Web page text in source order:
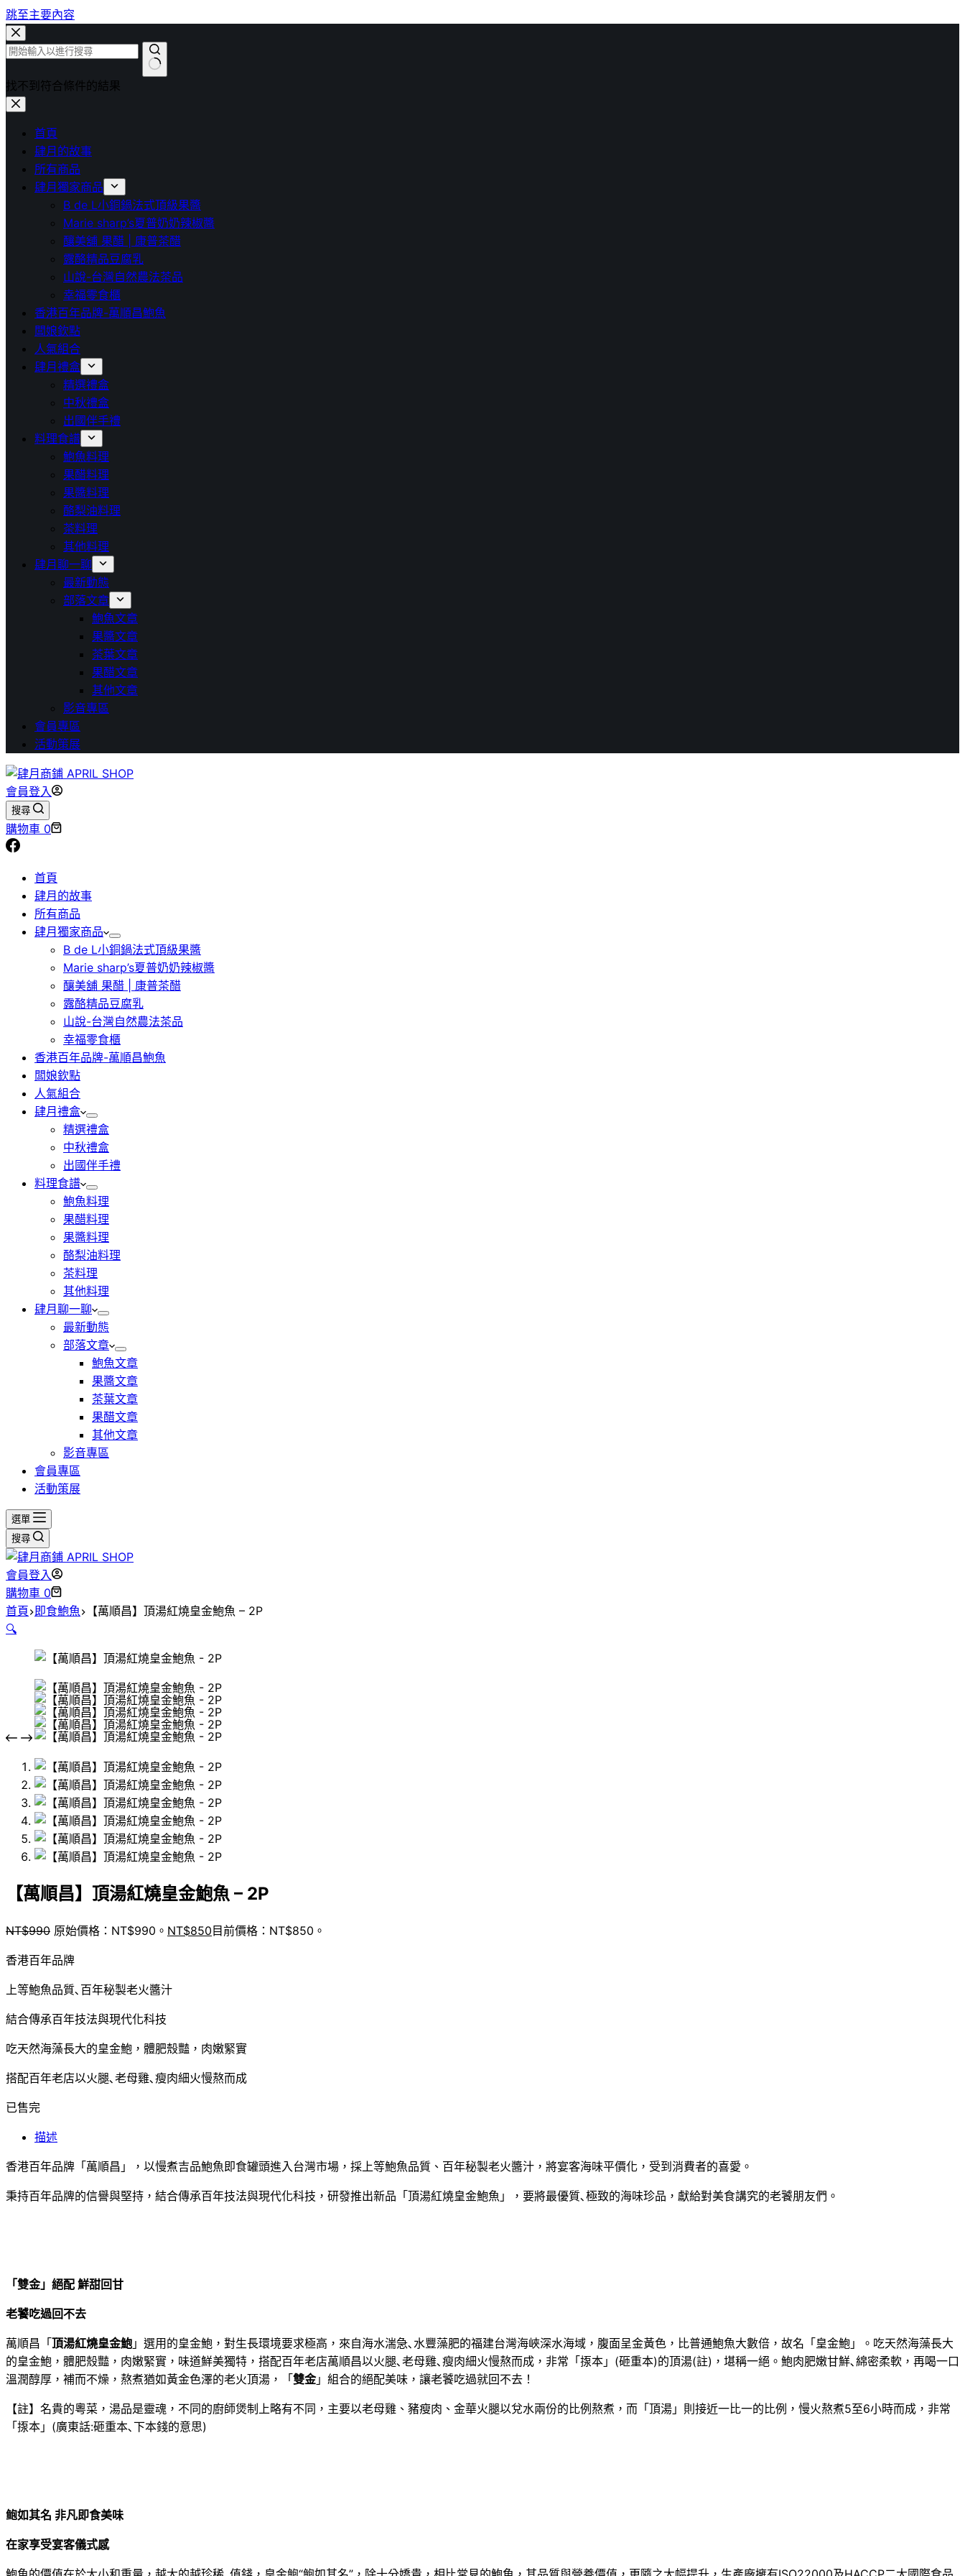
跳至主要內容
找不到符合條件的結果
首頁
肆月的故事
所有商品
肆月獨家商品
B de L小銅鍋法式頂級果醬
Marie sharp’s夏普奶奶辣椒醬
釀美舖 果醋 | 康普茶醋
露酪精品豆腐乳
山說-台灣自然農法茶品
幸福零食櫃
香港百年品牌-萬順昌鮑魚
闆娘欽點
人氣組合
肆月禮盒
精選禮盒
中秋禮盒
出國伴手禮
料理食譜
鮑魚料理
果醋料理
果醬料理
酪梨油料理
茶料理
其他料理
肆月聊一聊
最新動態
部落文章
鮑魚文章
果醬文章
茶葉文章
果醋文章
其他文章
影音專區
會員專區
活動策展
會員登入
搜尋
購物車 0
首頁
肆月的故事
所有商品
肆月獨家商品
B de L小銅鍋法式頂級果醬
Marie sharp’s夏普奶奶辣椒醬
釀美舖 果醋 | 康普茶醋
露酪精品豆腐乳
山說-台灣自然農法茶品
幸福零食櫃
香港百年品牌-萬順昌鮑魚
闆娘欽點
人氣組合
肆月禮盒
精選禮盒
中秋禮盒
出國伴手禮
料理食譜
鮑魚料理
果醋料理
果醬料理
酪梨油料理
茶料理
其他料理
肆月聊一聊
最新動態
部落文章
鮑魚文章
果醬文章
茶葉文章
果醋文章
其他文章
影音專區
會員專區
活動策展
選單
搜尋
會員登入
購物車 0
首頁 即食鮑魚
【萬順昌】頂湯紅燒皇金鮑魚 – 2P
🔍
【萬順昌】頂湯紅燒皇金鮑魚 – 2P
NT$990 原始價格：NT$990。 NT$850目前價格：NT$850。
香港百年品牌
上等鮑魚品質､百年秘製老火醬汁
結合傳承百年技法與現代化科技
吃天然海藻長大的皇金鮑，體肥殼豔，肉嫩緊實
搭配百年老店以火腿､老母雞､瘦肉細火慢熬而成
已售完
描述
香港百年品牌「萬順昌」，以慢煮吉品鮑魚即食罐頭進入台灣市場，採上等鮑魚品質、百年秘製老火醬汁，將宴客海味平價化，受到消費者的喜愛。
秉持百年品牌的信譽與堅持，結合傳承百年技法與現代化科技，研發推出新品「頂湯紅燒皇金鮑魚」，要將最優質､極致的海味珍品，獻給對美食講究的老饕朋友們。
「雙金」 絕配 鮮甜回甘
老饕吃過回不去
萬順昌「頂湯紅燒皇金鮑 」選用的皇金鮑，對生長環境要求極高，來自海水湍急､水豐藻肥的福建台灣海峽深水海域，腹面呈金黃色，比普通鮑魚大數倍，故名「皇金鮑」。吃天然海藻長大
的皇金鮑，體肥殼豔，肉嫩緊實，味道鮮美獨特，搭配百年老店萬順昌以火腿､老母雞､瘦肉細火慢熬而成，非常「揼本」(砸重本)的頂湯(註)，堪稱一絕。鮑肉肥嫩甘鮮､綿密柔軟，再喝一口
溫潤醇厚，補而不燥，熬煮猶如黃金色澤的老火頂湯，「雙金」組合的絕配美味，讓老饕吃過就回不去！
【註】名貴的粵菜，湯品是靈魂，不同的廚師煲制上略有不同，主要以老母雞、豬瘦肉、金華火腿以兌水兩份的比例熬煮，而「頂湯」則接近一比一的比例，慢火熬煮5至6小時而成，非常
「揼本」(廣東話:砸重本､下本錢的意思)
鲍如其名 非凡即食美味
在家享受宴客儀式感